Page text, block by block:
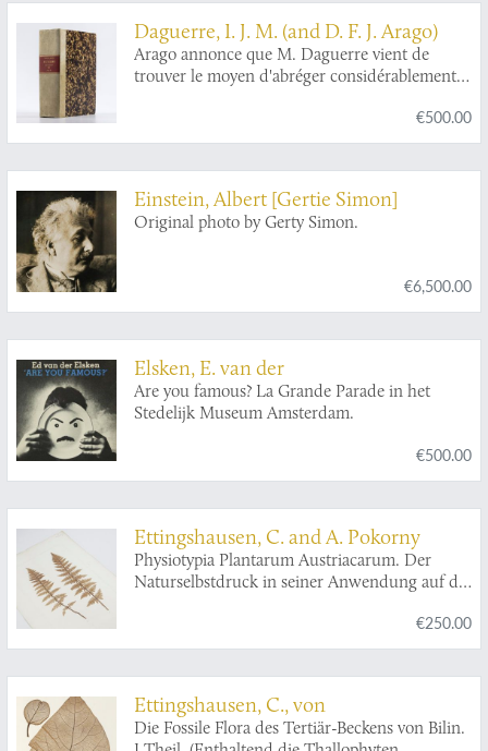
Daguerre, I. J. M. (and D. F. J. Arago)
Arago annonce que M. Daguerre vient de
trouver le moyen d'abréger considérablement
photographique et M. Arago annonce que M.
Daguerre en faisant intervenir l'électricité dans
other comments on and additions to the
invention of practical photography.
€500.00
Einstein, Albert [Gertie Simon]
Original photo by Gerty Simon.
€6,500.00
Elsken, E. van der
Are you famous? La Grande Parade in het
Stedelijk Museum Amsterdam.
€500.00
Ettingshausen, C. and A. Pokorny
Physiotypia Plantarum Austriacarum. Der
Naturselbstdruck in seiner Anwendung auf die
Kaiserstaates, mit besonderer Berücksichtigung
der Nervation in den Flächenorganen der
€250.00
Ettingshausen, C., von
Die Fossile Flora des Tertiär-Beckens von Bilin.